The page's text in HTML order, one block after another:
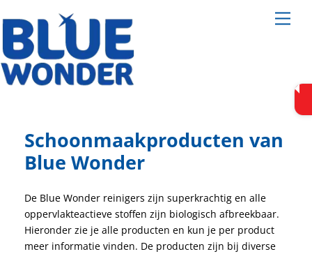
to
content
Schoonmaakproducten van
Blue Wonder
De Blue Wonder reinigers zijn superkrachtig en alle
oppervlakteactieve stoffen zijn biologisch afbreekbaar.
Hieronder zie je alle producten en kun je per product
meer informatie vinden. De producten zijn bij diverse